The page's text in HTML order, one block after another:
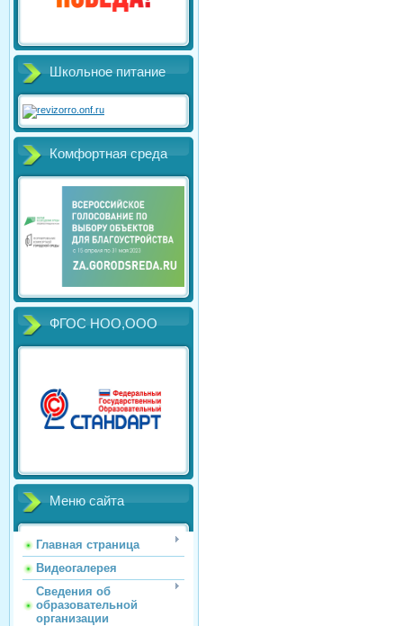
Школьное питание
Комфортная среда
ФГОС НОО,ООО
Меню сайта
Главная страница
Видеогалерея
Сведения об
образовательной
организации